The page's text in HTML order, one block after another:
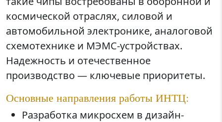
космической отраслях, силовой и
автомобильной электронике, аналоговой
схемотехнике и МЭМС-устройствах.
Надежность и отечественное
производство — ключевые приоритеты.
Основные направления работы ИНТЦ:
Разработка микросхем в дизайн-